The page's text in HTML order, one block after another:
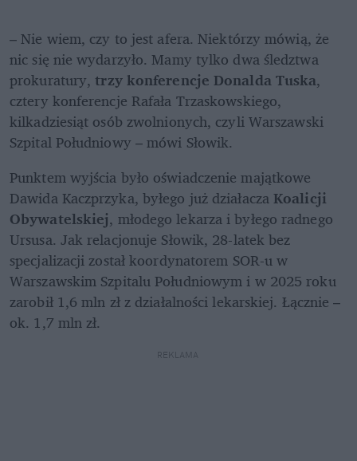
– Nie wiem, czy to jest afera. Niektórzy mówią, że
nic się nie wydarzyło. Mamy tylko dwa śledztwa
prokuratury, trzy konferencje Donalda Tuska,
cztery konferencje Rafała Trzaskowskiego,
kilkadziesiąt osób zwolnionych, czyli Warszawski
Szpital Południowy – mówi Słowik.
Punktem wyjścia było oświadczenie majątkowe
Dawida Kaczprzyka, byłego już działacza Koalicji
Obywatelskiej, młodego lekarza i byłego radnego
Ursusa. Jak relacjonuje Słowik, 28-latek bez
specjalizacji został koordynatorem SOR-u w
Warszawskim Szpitalu Południowym i w 2025 roku
zarobił 1,6 mln zł z działalności lekarskiej. Łącznie –
ok. 1,7 mln zł.
REKLAMA